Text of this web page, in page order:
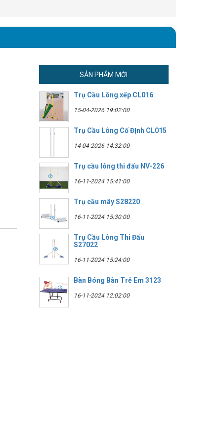
SẢN PHẨM MỚI
Trụ Cầu Lông xếp CL016
15-04-2026 19:02:00
Trụ Cầu Lông Cố ĐỊnh CL015
14-04-2026 14:32:00
Trụ cầu lông thi đấu NV-226
16-11-2024 15:41:00
Trụ cầu mây S28220
16-11-2024 15:30:00
Trụ Cầu Lông Thi Đấu
S27022
16-11-2024 15:24:00
Bàn Bóng Bàn Trẻ Em 3123
16-11-2024 12:02:00